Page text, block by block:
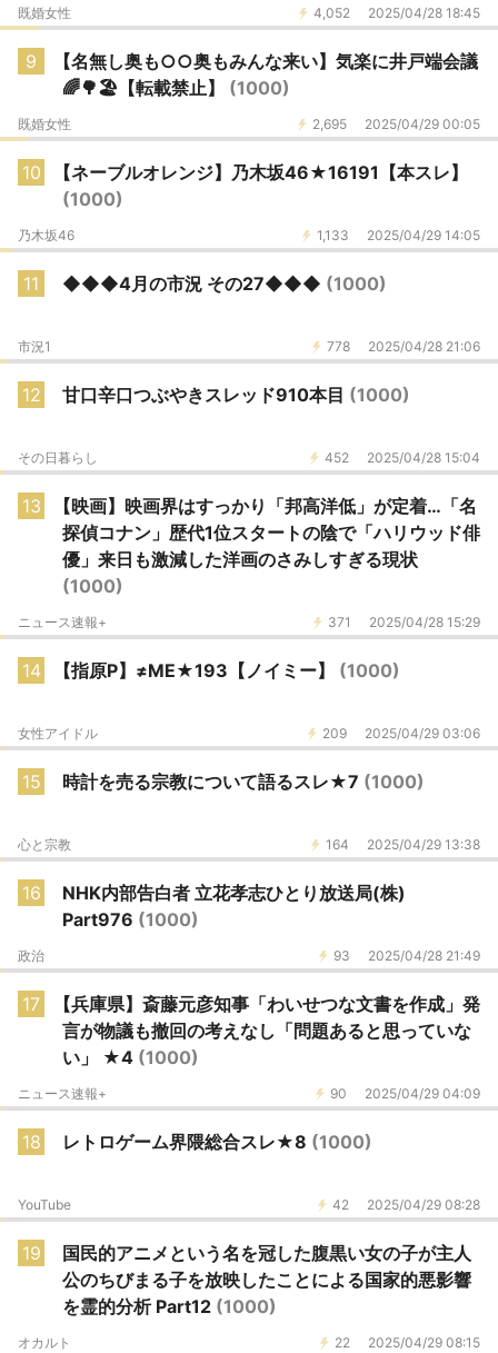
4,052 2025/04/28 18:45
既婚女性
9
【名無し奥も○○奥もみんな来い】気楽に井戸端会議
🌈🌳🏖️【転載禁止】 (1000)
2,695 2025/04/29 00:05
既婚女性
10
【ネーブルオレンジ】乃木坂46★16191【本スレ】
(1000)
1,133 2025/04/29 14:05
乃木坂46
11 ◆◆◆4月の市況 その27◆◆◆ (1000)
778 2025/04/28 21:06
市況1
12 甘口辛口つぶやきスレッド910本目 (1000)
452 2025/04/28 15:04
その日暮らし
13
【映画】映画界はすっかり「邦高洋低」が定着…「名
探偵コナン」歴代1位スタートの陰で「ハリウッド俳
優」来日も激減した洋画のさみしすぎる現状
(1000)
371 2025/04/28 15:29
ニュース速報+
14 【指原P】≠ME★193【ノイミー】 (1000)
209 2025/04/29 03:06
女性アイドル
15 時計を売る宗教について語るスレ★7 (1000)
164 2025/04/29 13:38
心と宗教
16
NHK内部告白者 立花孝志ひとり放送局(株)
Part976 (1000)
93 2025/04/28 21:49
政治
17
【兵庫県】斎藤元彦知事「わいせつな文書を作成」発
言が物議も撤回の考えなし「問題あると思っていな
い」 ★4 (1000)
90 2025/04/29 04:09
ニュース速報+
18 レトロゲーム界隈総合スレ★8 (1000)
42 2025/04/29 08:28
YouTube
19
国民的アニメという名を冠した腹黒い女の子が主人
公のちびまる子を放映したことによる国家的悪影響
を霊的分析 Part12 (1000)
22 2025/04/29 08:15
オカルト